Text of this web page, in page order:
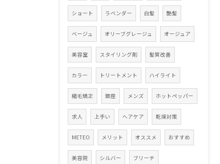
ショート ラベンダー 白髪 艶髪
ベージュ オリーブグレージュ オージュア
美容室 スタイリング剤 髪質改善
カラー トリートメント ハイライト
縮毛矯正 銀座 メンズ ホットペッパー
求人 上手い ヘアケア 乾燥対策
METEO メリット オススメ おすすめ
美容院 シルバー ブリーチ